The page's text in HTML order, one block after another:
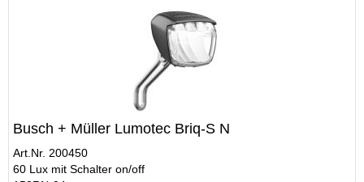
Busch + Müller Lumotec Briq-S N
Art.Nr. 200450
60 Lux mit Schalter on/off